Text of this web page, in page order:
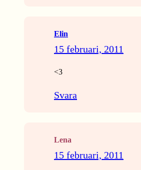
Elin
15 februari, 2011
<3
Svara
Lena
15 februari, 2011